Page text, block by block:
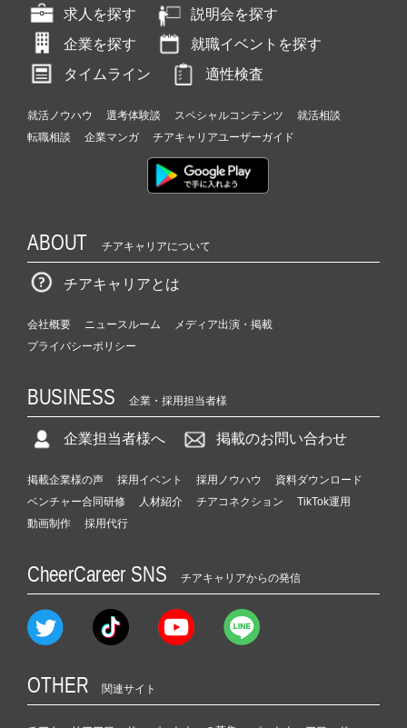
求人を探す
説明会を探す
企業を探す
就職イベントを探す
タイムライン
適性検査
就活ノウハウ 選考体験談 スペシャルコンテンツ
就活相談
転職相談
企業マンガ チアキャリアユーザーガイド
ABOUT チアキャリアについて
チアキャリアとは
会社概要 ニュースルーム
メディア出演・掲載
プライバシーポリシー
BUSINESS 企業・採用担当者様
企業担当者様へ 掲載のお問い合わせ
掲載企業様の声 採用イベント 採用ノウハウ
資料ダウンロード
ベンチャー合同研修
人材紹介 チアコネクション
TikTok運用
動画制作
採用代行
CheerCareer SNS チアキャリアからの発信
OTHER 関連サイト